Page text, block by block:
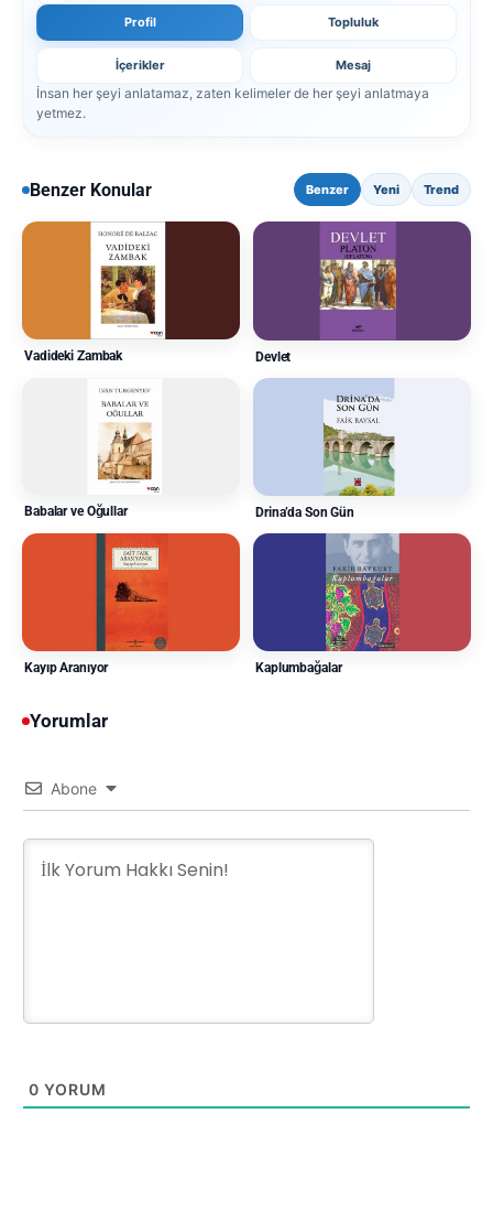
Profil Topluluk
İçerikler Mesaj
İnsan her şeyi anlatamaz, zaten kelimeler de her şeyi anlatmaya
yetmez.
Benzer Konular Benzer Yeni Trend
Vadideki Zambak Devlet
Babalar ve Oğullar Drina’da Son Gün
Kayıp Aranıyor Kaplumbağalar
Yorumlar
Abone
0 YORUM